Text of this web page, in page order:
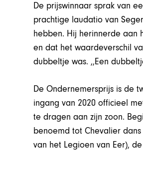
De prijswinnaar sprak van
prachtige laudatio van
hebben. Hij herinnerde aan
en dat het waardeverschil
dubbeltje was. ,,Een
De Ondernemersprijs is de
ingang van 2020 officieel
te dragen aan zijn zoon.
benoemd tot Chevalier
van het Legioen van Eer),